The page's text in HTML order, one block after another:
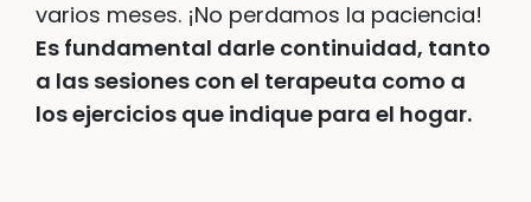
varios meses. ¡No perdamos la paciencia!
Es fundamental darle continuidad, tanto
a las sesiones con el terapeuta como a
los ejercicios que indique para el hogar.